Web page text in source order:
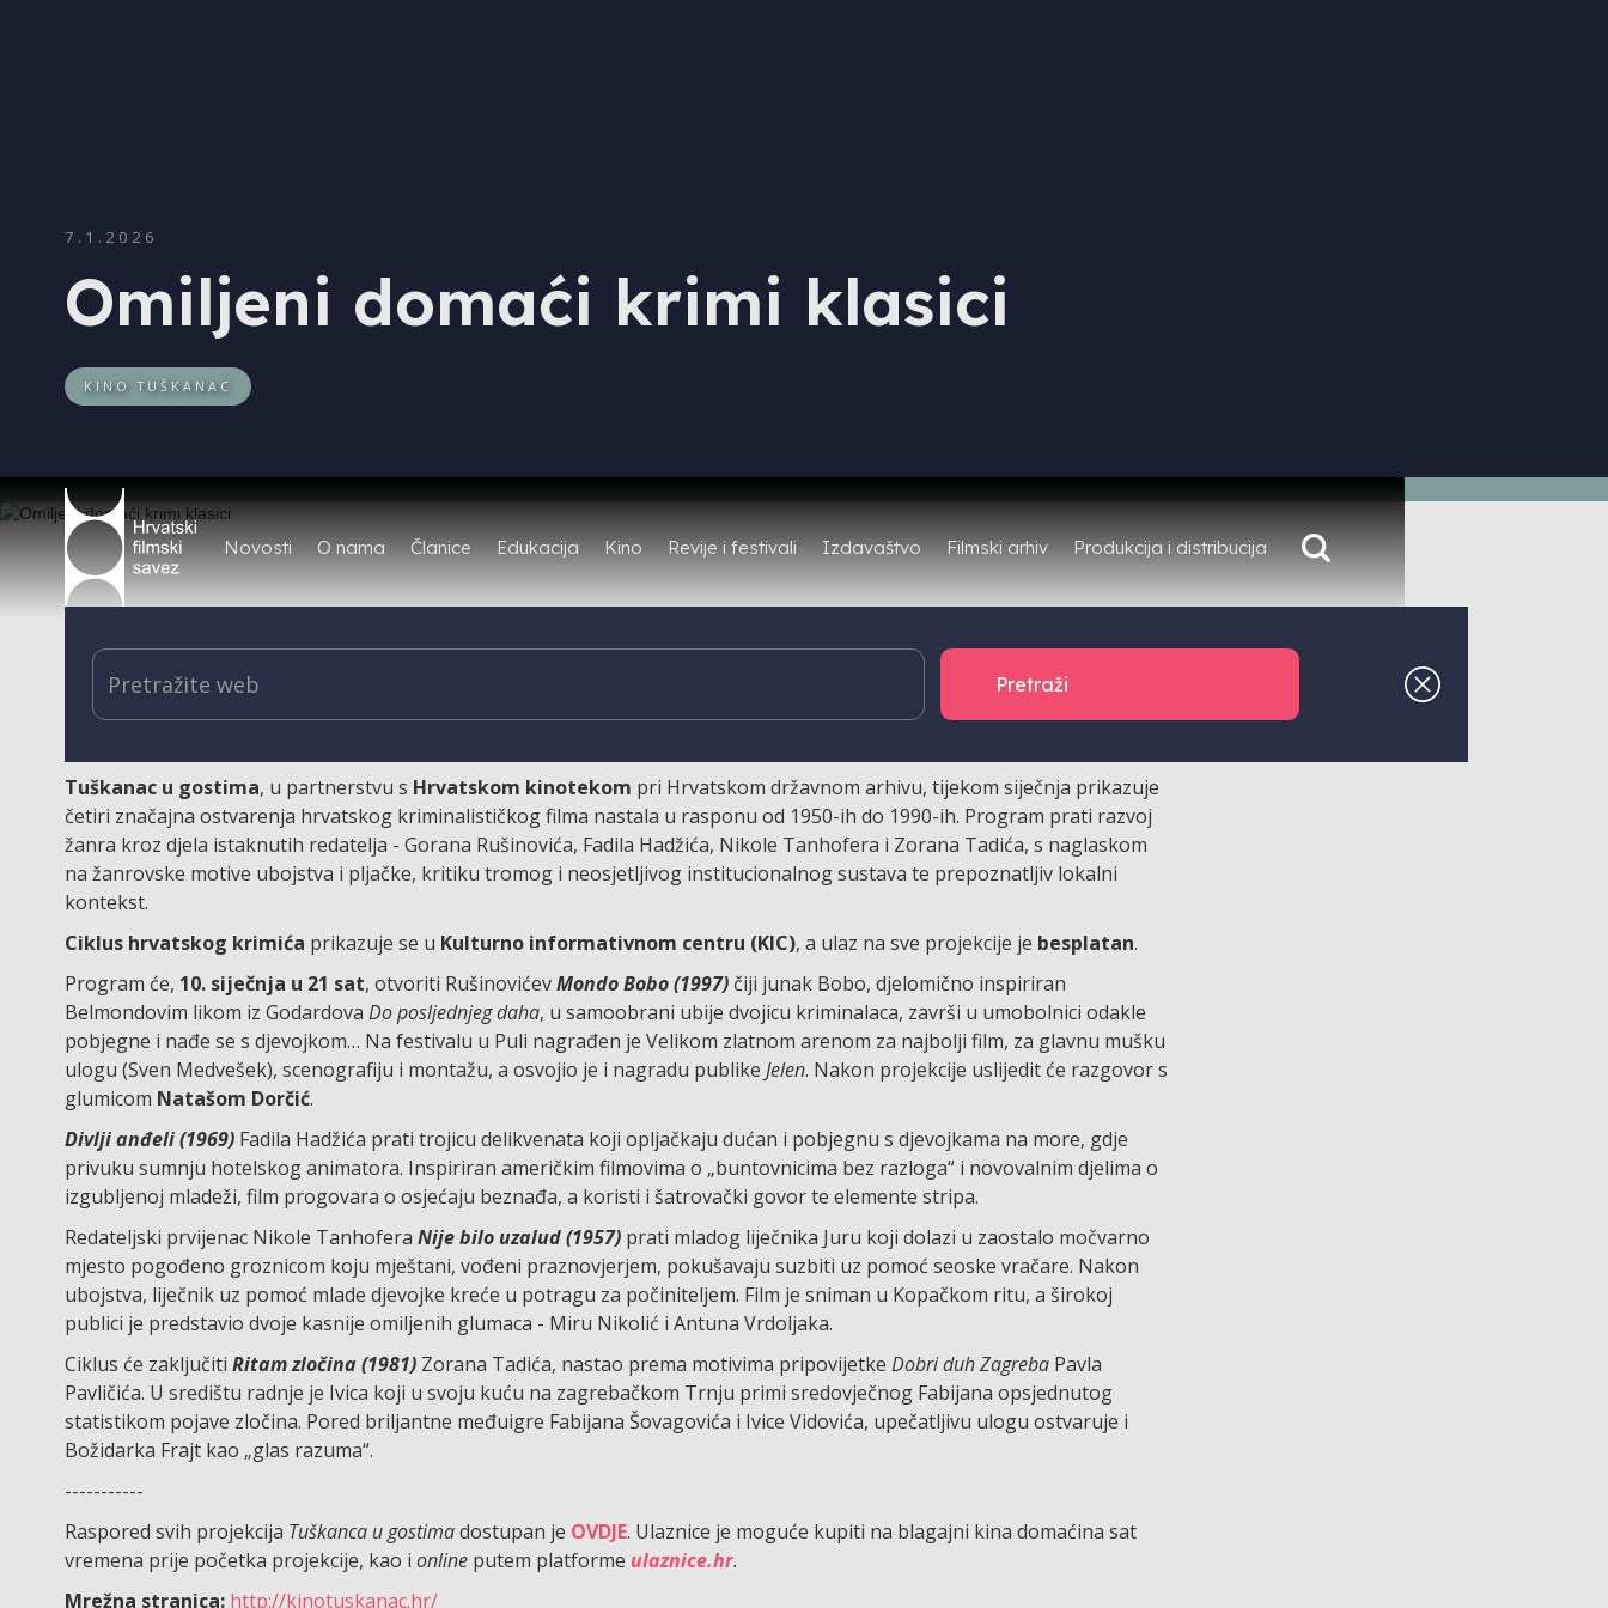
7.1.2026
Omiljeni domaći krimi klasici
KINO TUŠKANAC
Novosti O nama Članice Edukacija Kino Revije i festivali Izdavaštvo Filmski arhiv Produkcija i distribucija
U KIC-u pogledajte četiri domaća krimi filmska naslova o lokalnim
Tuškanac u gostima, u partnerstvu s Hrvatskom kinotekom pri Hrvatskom državnom arhivu, tijekom siječnja prikazuje
četiri značajna ostvarenja hrvatskog kriminalističkog filma nastala u rasponu od 1950-ih do 1990-ih. Program prati razvoj
žanra kroz djela istaknutih redatelja - Gorana Rušinovića, Fadila Hadžića, Nikole Tanhofera i Zorana Tadića, s naglaskom
na žanrovske motive ubojstva i pljačke, kritiku tromog i neosjetljivog institucionalnog sustava te prepoznatljiv lokalni
kontekst.
Ciklus hrvatskog krimića prikazuje se u Kulturno informativnom centru (KIC), a ulaz na sve projekcije je besplatan.
Program će, 10. siječnja u 21 sat, otvoriti RušinovićevMondo Bobo (1997)čiji junak Bobo, djelomično inspiriran
Belmondovim likom iz Godardova Do posljednjeg daha, u samoobrani ubije dvojicu kriminalaca, završi u umobolnici odakle
pobjegne i nađe se s djevojkom… Na festivalu u Puli nagrađen je Velikom zlatnom arenom za najbolji film, za glavnu mušku
ulogu (Sven Medvešek), scenografiju i montažu, a osvojio je i nagradu publike Jelen. Nakon projekcije uslijedit će razgovor s
glumicom Natašom Dorčić.
Divlji anđeli (1969)Fadila Hadžića prati trojicu delikvenata koji opljačkaju dućan i pobjegnu s djevojkama na more, gdje
privuku sumnju hotelskog animatora. Inspiriran američkim filmovima o „buntovnicima bez razloga“ i novovalnim djelima o
izgubljenoj mladeži, film progovara o osjećaju beznađa, a koristi i šatrovački govor te elemente stripa.
Redateljski prvijenac Nikole Tanhofera Nije bilo uzalud (1957)prati mladog liječnika Juru koji dolazi u zaostalo močvarno
mjesto pogođeno groznicom koju mještani, vođeni praznovjerjem, pokušavaju suzbiti uz pomoć seoske vračare. Nakon
ubojstva, liječnik uz pomoć mlade djevojke kreće u potragu za počiniteljem. Film je sniman u Kopačkom ritu, a širokoj
publici je predstavio dvoje kasnije omiljenih glumaca - Miru Nikolić i Antuna Vrdoljaka.
Ciklus će zaključiti Ritam zločina (1981)Zorana Tadića, nastao prema motivima pripovijetke Dobri duh ZagrebaPavla
Pavličića. U središtu radnje je Ivica koji u svoju kuću na zagrebačkom Trnju primi sredovječnog Fabijana opsjednutog
statistikom pojave zločina. Pored briljantne međuigre Fabijana Šovagovića i Ivice Vidovića, upečatljivu ulogu ostvaruje i
Božidarka Frajt kao „glas razuma“.
-----------
Raspored svih projekcija Tuškanca u gostimadostupan je OVDJE. Ulaznice je moguće kupiti na blagajni kina domaćina sat
vremena prije početka projekcije, kao i onlineputem platforme ulaznice.hr.
Mrežna stranica: http://kinotuskanac.hr/